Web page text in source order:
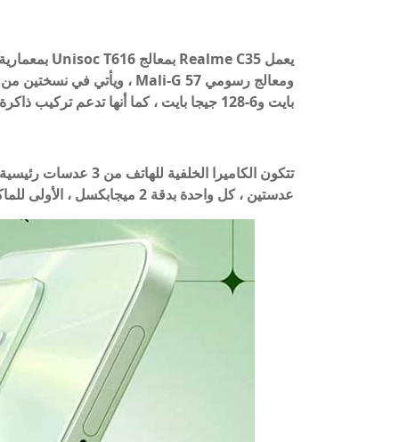
بايت و6-128 جيجا بايت ، كما أنها تدعم تركيب ذاكرة تخزين خارجية تصل إلى 1 تيرا بايت.
عدستين ، كل واحدة بدقة 2 ميجابكسل ، الأولى للماكرو وأخرى. عدسة أحادية اللون (تصوير بالأبيض والأسود).